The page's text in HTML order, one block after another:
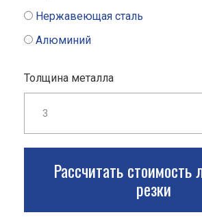
Нержавеющая сталь
Алюминий
Толщина металла
Рассчитать стоимость
резки